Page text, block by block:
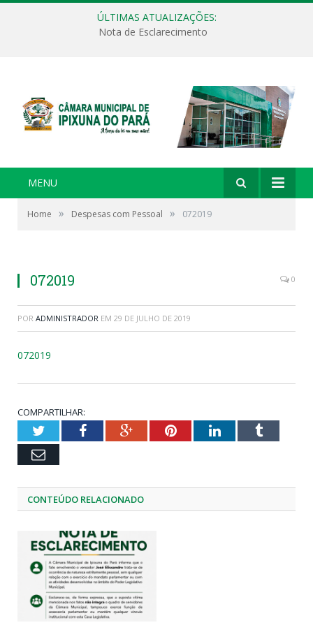
ÚLTIMAS ATUALIZAÇÕES:
Nota de Esclarecimento
MENU
Home » Despesas com Pessoal » 072019
072019 0
POR ADMINISTRADOR EM 29 DE JULHO DE 2019
072019
COMPARTILHAR:
TwitterFacebookGoogle+PinterestLinkedInTumblr
Email
CONTEÚDO RELACIONADO